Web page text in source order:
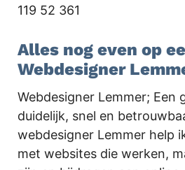
119 52 361
Alles nog even op
Webdesigner
Webdesigner Lemmer; Een
duidelijk, snel en
webdesigner Lemmer help
met websites die werken,